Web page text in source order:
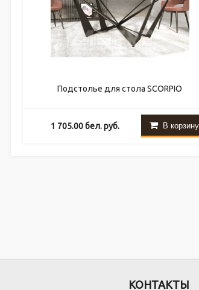
Подстолье для стола SCORPIO
1 705.00бел. руб. В корзину
КОНТАКТЫ